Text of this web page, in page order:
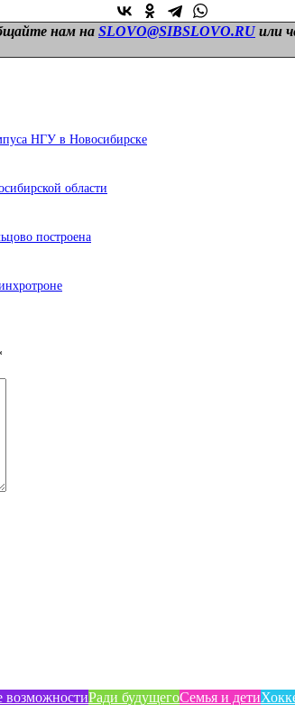
нам на SLOVO@SIBSLOVO.RU или
НГУ в Новосибирске
области
построена
возможностиРади будущегоСемья и дети